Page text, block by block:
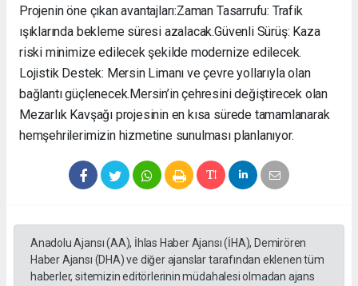
Projenin öne çıkan avantajları: ​Zaman Tasarrufu: Trafik
ışıklarında bekleme süresi azalacak. ​Güvenli Sürüş: Kaza
riski minimize edilecek şekilde modernize edilecek. ​
Lojistik Destek: Mersin Limanı ve çevre yollarıyla olan
bağlantı güçlenecek. ​Mersin’in çehresini değiştirecek olan
Mezarlık Kavşağı projesinin en kısa sürede tamamlanarak
hemşehrilerimizin hizmetine sunulması planlanıyor.
Anadolu Ajansı (AA), İhlas Haber Ajansı (İHA), Demirören
Haber Ajansı (DHA) ve diğer ajanslar tarafından eklenen tüm
haberler, sitemizin editörlerinin müdahalesi olmadan ajans